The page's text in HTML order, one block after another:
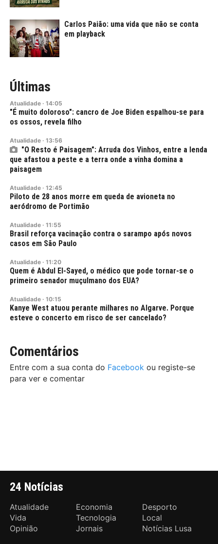
Carlos Paião: uma vida que não se conta
em playback
Últimas
Atualidade · 14:05
"É muito doloroso": cancro de Joe Biden espalhou-se para
os ossos, revela filho
Atualidade · 13:56
"O Resto é Paisagem": Arruda dos Vinhos, entre a lenda
que afastou a peste e a terra onde a vinha domina a
paisagem
Atualidade · 12:45
Piloto de 28 anos morre em queda de avioneta no
aeródromo de Portimão
Atualidade · 11:55
Brasil reforça vacinação contra o sarampo após novos
casos em São Paulo
Atualidade · 11:20
Quem é Abdul El-Sayed, o médico que pode tornar-se o
primeiro senador muçulmano dos EUA?
Atualidade · 10:15
Kanye West atuou perante milhares no Algarve. Porque
esteve o concerto em risco de ser cancelado?
Comentários
Entre com a sua conta do Facebook ou registe-se
para ver e comentar
24 Notícias
Atualidade Economia
Desporto
Vida
Tecnologia
Local
Opinião
Jornais Notícias Lusa